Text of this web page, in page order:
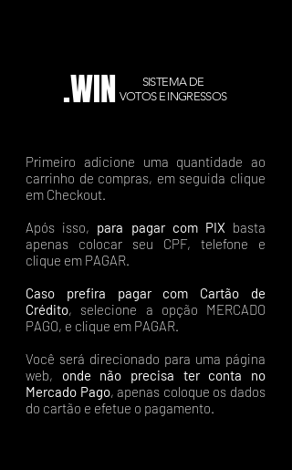
.WIN
SISTEMA DE
VOTOS E INGRESSOS
Primeiro adicione uma quantidade ao
carrinho de compras, em seguida clique
em Checkout.
Após isso, para pagar com PIX basta
apenas colocar seu CPF, telefone e
clique em PAGAR.
Caso prefira pagar com Cartão de
Crédito, selecione a opção MERCADO
PAGO, e clique em PAGAR.
Você será direcionado para uma página
web, onde não precisa ter conta no
Mercado Pago, apenas coloque os dados
do cartão e efetue o pagamento.